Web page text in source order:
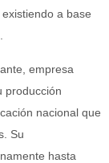
a base
empresa
producción
nacional que
Su
hasta